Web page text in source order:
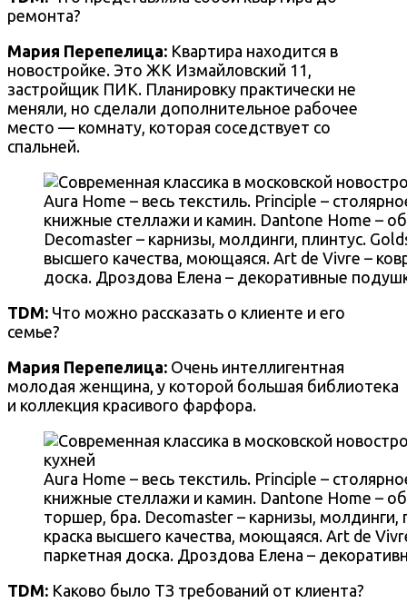
ремонта?
Мария Перепелица: Квартира находится в
новостройке. Это ЖК Измайловский 11,
застройщик ПИК. Планировку практически не
меняли, но сделали дополнительное рабочее
место — комнату, которая соседствует со
спальней.
Aura Home – весь текстиль. Principle –
книжные стеллажи и камин. Dantone Home –
Decomaster – карнизы, молдинги, плинтус.
высшего качества, моющаяся. Art de Vivre –
доска. Дроздова Елена – декоративные
TDM: Что можно рассказать о клиенте и его
семье?
Мария Перепелица: Очень интеллигентная
молодая женщина, у которой большая библиотека
и коллекция красивого фарфора.
Aura Home – весь текстиль. Principle –
книжные стеллажи и камин. Dantone Home –
торшер, бра. Decomaster – карнизы, молдинги,
краска высшего качества, моющаяся. Art de
паркетная доска. Дроздова Елена –
TDM: Каково было ТЗ требований от клиента?